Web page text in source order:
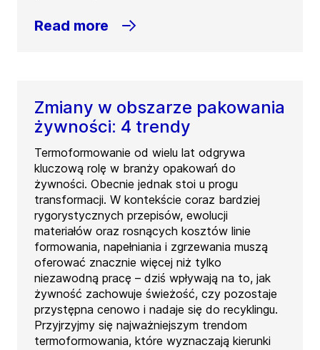
Read more
Zmiany w obszarze pakowania
żywności: 4 trendy
Termoformowanie od wielu lat odgrywa
kluczową rolę w branży opakowań do
żywności. Obecnie jednak stoi u progu
transformacji. W kontekście coraz bardziej
rygorystycznych przepisów, ewolucji
materiałów oraz rosnących kosztów linie
formowania, napełniania i zgrzewania muszą
oferować znacznie więcej niż tylko
niezawodną pracę – dziś wpływają na to, jak
żywność zachowuje świeżość, czy pozostaje
przystępna cenowo i nadaje się do recyklingu.
Przyjrzyjmy się najważniejszym trendom
termoformowania, które wyznaczają kierunki